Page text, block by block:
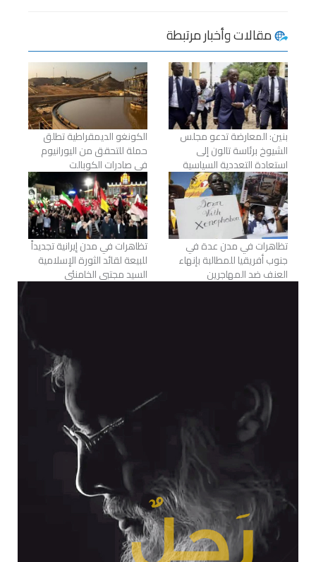
مقالات وأخبار مرتبطة
بنين: المعارضة تدعو مجلس
الشيوخ برئاسة تالون إلى
استعادة التعددية السياسية
الكونغو الديمقراطية تطلق
حملة للتحقق من اليورانيوم
في صادرات الكوبالت
تظاهرات في مدن عدة في
جنوب أفريقيا للمطالبة بإنهاء
العنف ضد المهاجرين
تظاهرات في مدن إيرانية تجديداً
للبيعة لقائد الثورة الإسلامية
السيد مجتبى الخامنئي